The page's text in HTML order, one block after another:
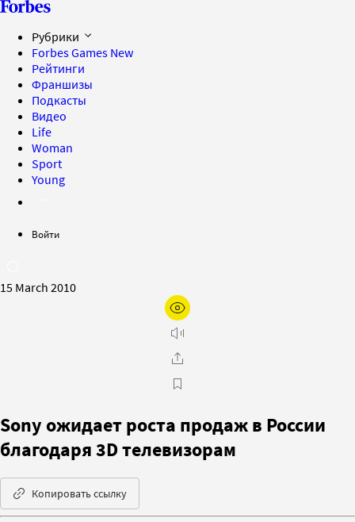
Рубрики
Forbes Games New
Рейтинги
Франшизы
Подкасты
Видео
Life
Woman
Sport
Young
Войти
15 March 2010
Sony ожидает роста продаж в России
благодаря 3D телевизорам
Копировать ссылку